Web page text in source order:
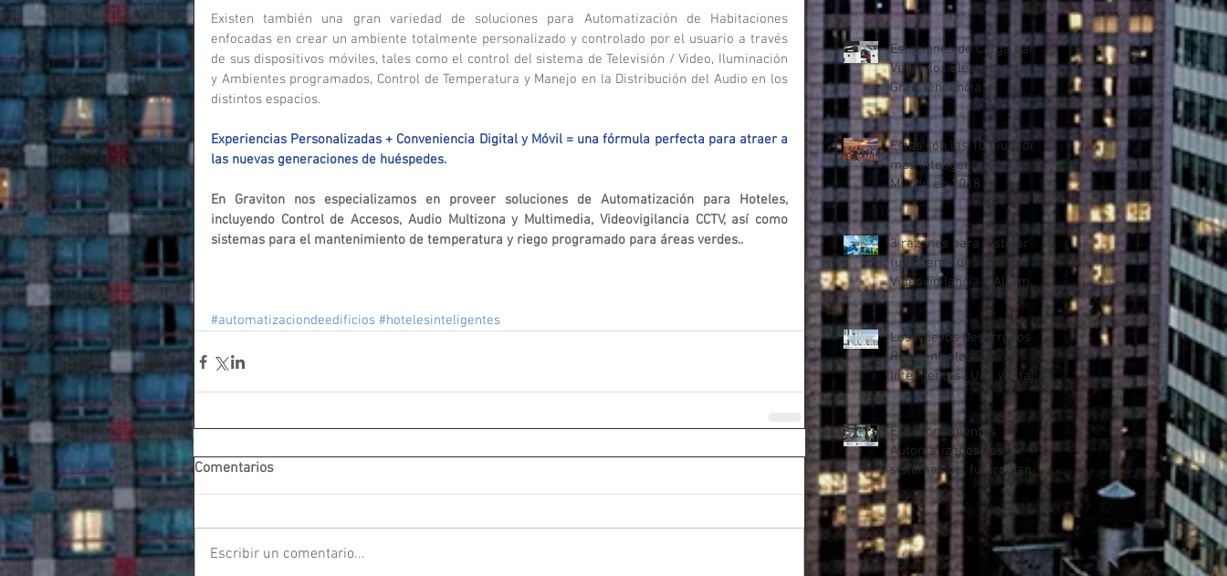
Existen también una gran variedad de soluciones para Automatización de Habitaciones
enfocadas en crear un ambiente totalmente personalizado y controlado por el usuario a través
de sus dispositivos móviles, tales como el control del sistema de Televisión / Video, Iluminación
y Ambientes programados, Control de Temperatura y Manejo en la Distribución del Audio en los
distintos espacios.
Experiencias Personalizadas + Conveniencia Digital y Móvil = una fórmula perfecta para atraer a
las nuevas generaciones de huéspedes.
En Graviton nos especializamos en proveer soluciones de Automatización para Hoteles,
incluyendo Control de Accesos, Audio Multizona y Multimedia, Videovigilancia CCTV, así como
sistemas para el mantenimiento de temperatura y riego programado para áreas verdes..
#automatizaciondeedificios #hotelesinteligentes
Comentarios
Escribir un comentario...
son “Inteligentes”
Estaciones de Carga para
Vehículos Eléctricos, la
Gran Tendencia
Estas son las 10 Ciudades
más Inteligentes del
Mundo en 2018
3 razones para instalar
tu sistema de
Videovigilancia y Alarmas
en Casa
Los Nuevos Desarrollos
Residenciales
Inteligentes ¿Una ventaja
competitiva?
Estacionamientos
Automatizados, los
sistemas del futuro han
llegado